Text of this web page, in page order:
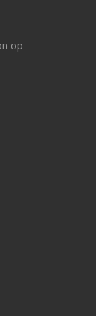
op